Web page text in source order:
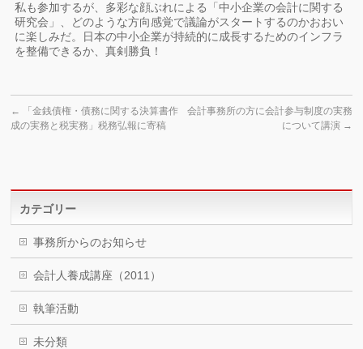
私も参加するが、多彩な顔ぶれによる「中小企業の会計に関する
研究会」、どのような方向感覚で議論がスタートするのかおおい
に楽しみだ。日本の中小企業が持続的に成長するためのインフラ
を整備できるか、真剣勝負！
←
「金銭債権・債務に関する決算書作
成の実務と税実務」税務弘報に寄稿
会計事務所の方に会計参与制度の実務
について講演 →
カテゴリー
事務所からのお知らせ
会計人養成講座（2011）
執筆活動
未分類